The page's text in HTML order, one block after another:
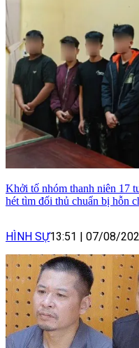
Khởi tố nhóm thanh niên 17
hét tìm đối thủ chuẩn bị hỗn
HÌNH SỰ13:51 | 07/08/